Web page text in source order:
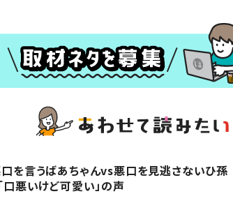
を言うばあちゃんvs悪口を見逃さないひ
口悪いけど可愛い」の声